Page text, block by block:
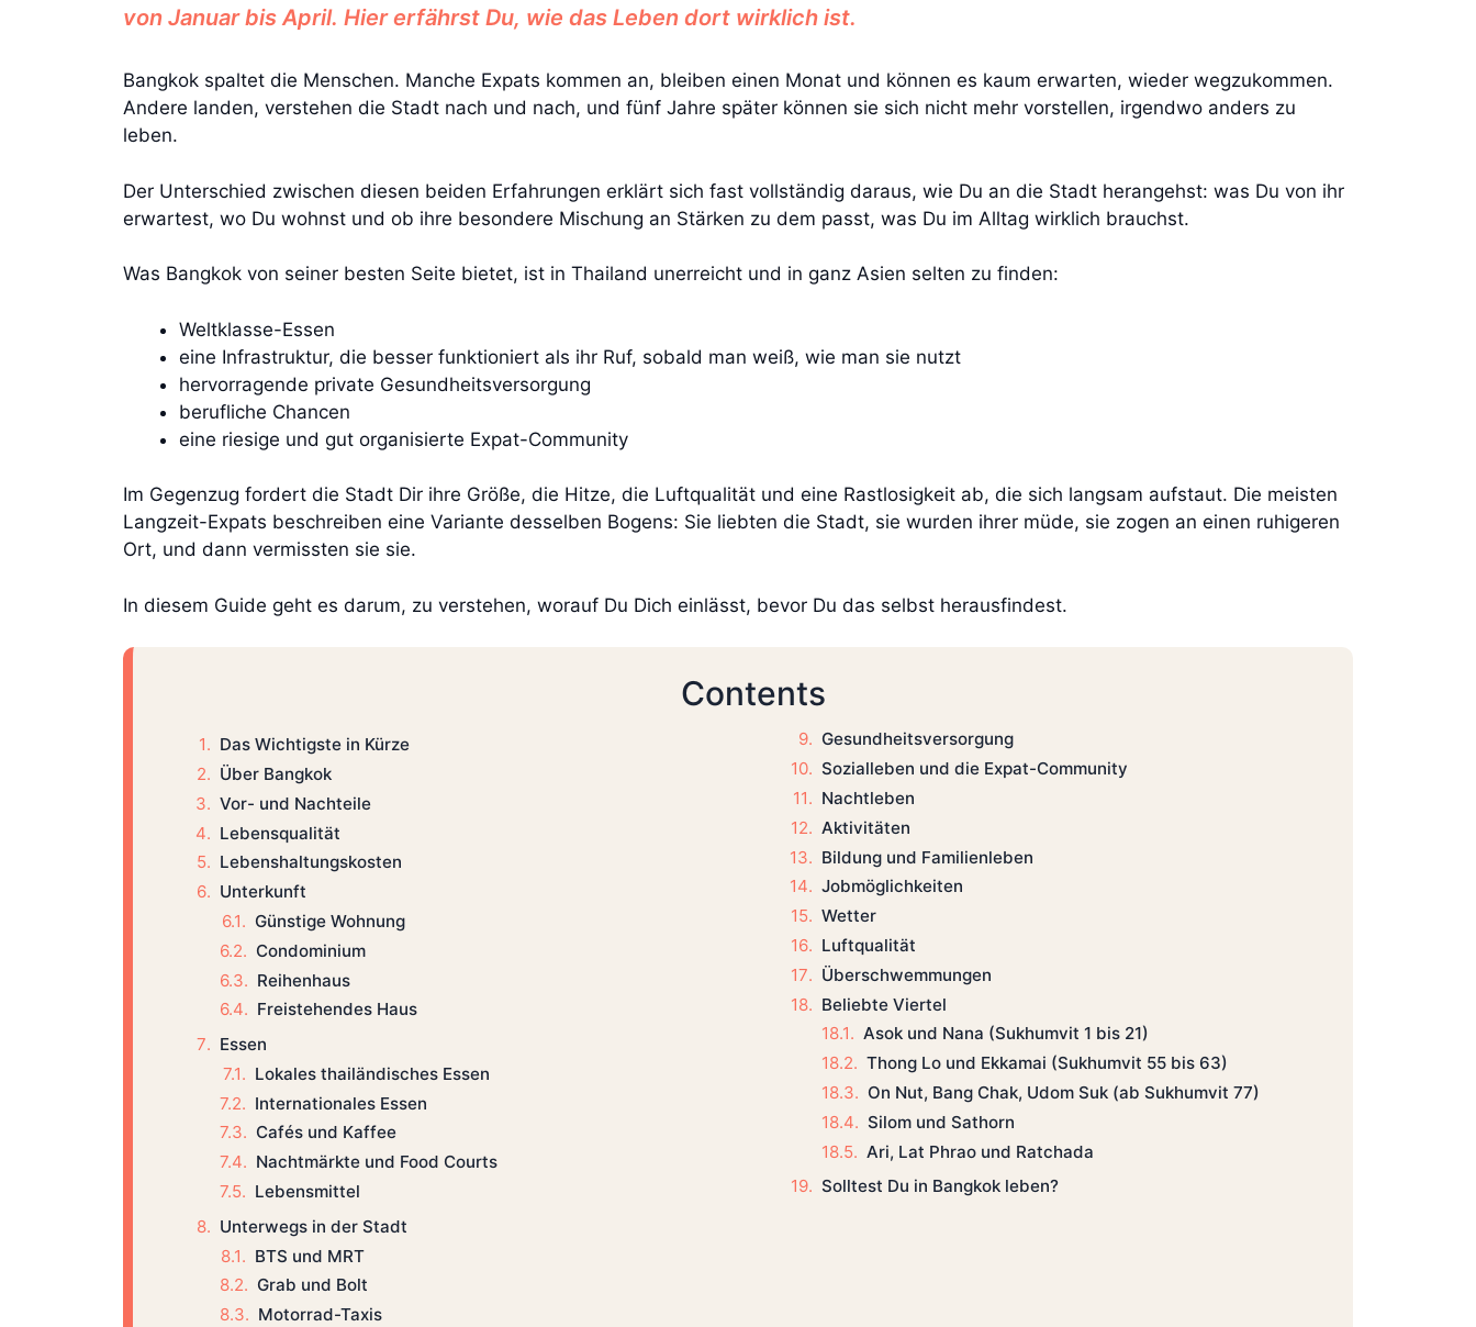
von Januar bis April. Hier erfährst Du, wie das Leben dort wirklich ist.
Bangkok spaltet die Menschen. Manche Expats kommen an, bleiben einen Monat und können es kaum erwarten, wieder wegzukommen.
Andere landen, verstehen die Stadt nach und nach, und fünf Jahre später können sie sich nicht mehr vorstellen, irgendwo anders zu
leben.
Der Unterschied zwischen diesen beiden Erfahrungen erklärt sich fast vollständig daraus, wie Du an die Stadt herangehst: was Du von ihr
erwartest, wo Du wohnst und ob ihre besondere Mischung an Stärken zu dem passt, was Du im Alltag wirklich brauchst.
Was Bangkok von seiner besten Seite bietet, ist in Thailand unerreicht und in ganz Asien selten zu finden:
Weltklasse-Essen
eine Infrastruktur, die besser funktioniert als ihr Ruf, sobald man weiß, wie man sie nutzt
hervorragende private Gesundheitsversorgung
berufliche Chancen
eine riesige und gut organisierte Expat-Community
Im Gegenzug fordert die Stadt Dir ihre Größe, die Hitze, die Luftqualität und eine Rastlosigkeit ab, die sich langsam aufstaut. Die meisten
Langzeit-Expats beschreiben eine Variante desselben Bogens: Sie liebten die Stadt, sie wurden ihrer müde, sie zogen an einen ruhigeren
Ort, und dann vermissten sie sie.
In diesem Guide geht es darum, zu verstehen, worauf Du Dich einlässt, bevor Du das selbst herausfindest.
Contents
Das Wichtigste in Kürze
Über Bangkok
Vor- und Nachteile
Lebensqualität
Lebenshaltungskosten
Unterkunft
Günstige Wohnung
Condominium
Reihenhaus
Freistehendes Haus
Essen
Lokales thailändisches Essen
Internationales Essen
Cafés und Kaffee
Nachtmärkte und Food Courts
Lebensmittel
Unterwegs in der Stadt
BTS und MRT
Grab und Bolt
Motorrad-Taxis
Gesundheitsversorgung
Sozialleben und die Expat-Community
Nachtleben
Aktivitäten
Bildung und Familienleben
Jobmöglichkeiten
Wetter
Luftqualität
Überschwemmungen
Beliebte Viertel
Asok und Nana (Sukhumvit 1 bis 21)
Thong Lo und Ekkamai (Sukhumvit 55 bis 63)
On Nut, Bang Chak, Udom Suk (ab Sukhumvit 77)
Silom und Sathorn
Ari, Lat Phrao und Ratchada
Solltest Du in Bangkok leben?